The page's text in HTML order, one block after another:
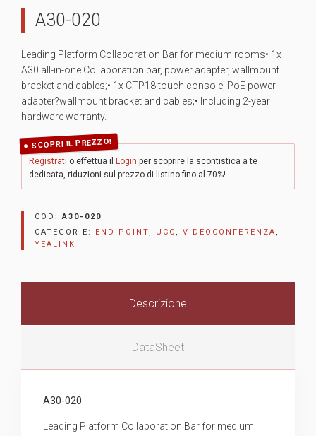
A30-020
Leading Platform Collaboration Bar for medium rooms• 1x
A30 all-in-one Collaboration bar, power adapter, wallmount
bracket and cables;• 1x CTP18 touch console, PoE power
adapter?wallmount bracket and cables;• Including 2-year
hardware warranty.
SCOPRI IL PREZZO!
Registrati o effettua il Login per scoprire la scontistica a te
dedicata, riduzioni sul prezzo di listino fino al 70%!
COD:A30-020
CATEGORIE: END POINT, UCC , VIDEOCONFERENZA ,
YEALINK
Descrizione
DataSheet
A30-020
Leading Platform Collaboration Bar for medium